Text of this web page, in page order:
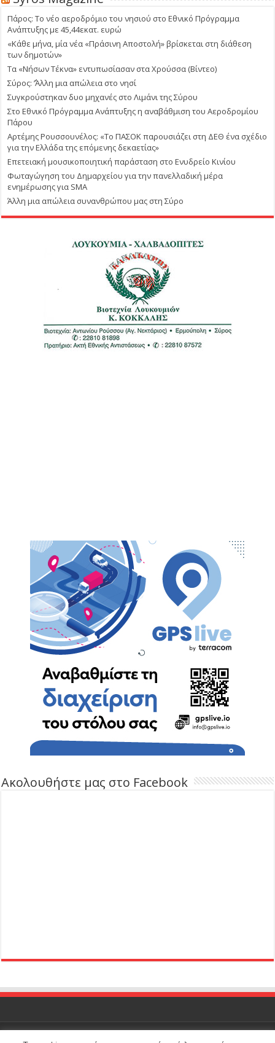
Πάρος: Το νέο αεροδρόμιο του νησιού στο Εθνικό Πρόγραμμα
Ανάπτυξης με 45,44εκατ. ευρώ
«Κάθε μήνα, μία νέα «Πράσινη Αποστολή» βρίσκεται στη διάθεση
των δημοτών»
Τα «Νήσων Τέκνα» εντυπωσίασαν στα Χρούσσα (Βίντεο)
Σύρος: ΄’Άλλη μια απώλεια στο νησί
Συγκρούστηκαν δυο μηχανές στο Λιμάνι της Σύρου
Στο Εθνικό Πρόγραμμα Ανάπτυξης η αναβάθμιση του Αεροδρομίου
Πάρου
Αρτέμης Ρουσσουνέλος: «Το ΠΑΣΟΚ παρουσιάζει στη ΔΕΘ ένα σχέδιο
για την Ελλάδα της επόμενης δεκαετίας»
Επετειακή μουσικοποιητική παράσταση στο Ενυδρείο Κινίου
Φωταγώγηση του Δημαρχείου για την πανελλαδική μέρα
ενημέρωσης για SMA
Άλλη μια απώλεια συνανθρώπου μας στη Σύρο
Ακολουθήστε μας στο Facebook